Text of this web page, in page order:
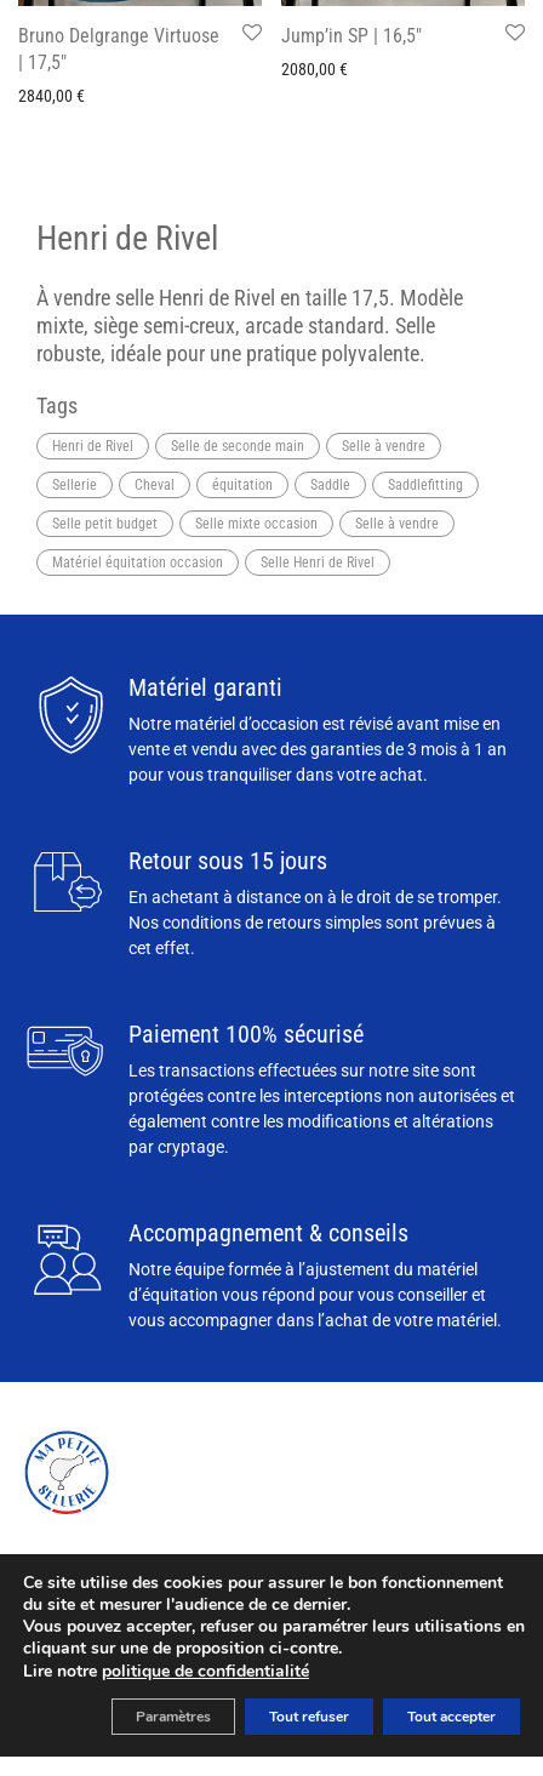
Bruno Delgrange Virtuose
| 17,5″
2840,00€
Jump’in SP | 16,5″
2080,00€
Henri de Rivel
À vendre selle Henri de Rivel en taille 17,5. Modèle
mixte, siège semi-creux, arcade standard. Selle
robuste, idéale pour une pratique polyvalente.
Tags
Henri de Rivel Selle de seconde main Selle à vendre
Sellerie Cheval équitation Saddle Saddlefitting
Selle petit budget Selle mixte occasion Selle à vendre
Matériel équitation occasion Selle Henri de Rivel
Ce site utilise des cookies pour assurer le bon fonctionnement
du site et mesurer l'audience de ce dernier.
Vous pouvez accepter, refuser ou paramétrer leurs utilisations en
cliquant sur une de proposition ci-contre.
Lire notre politique de confidentialité
Tout accepter
Tout refuser
Paramètres
Matériel garanti
Notre matériel d’occasion est révisé avant mise en
vente et vendu avec des garanties de 3 mois à 1 an
pour vous tranquiliser dans votre achat.
Retour sous 15 jours
En achetant à distance on à le droit de se tromper.
Nos conditions de retours simples sont prévues à
cet effet.
Paiement 100% sécurisé
Les transactions effectuées sur notre site sont
protégées contre les interceptions non autorisées et
également contre les modifications et altérations
par cryptage.
Accompagnement & conseils
Notre équipe formée à l’ajustement du matériel
d’équitation vous répond pour vous conseiller et
vous accompagner dans l’achat de votre matériel.
©2024 Ma Petite Sellerie -Mentions légales-Cookies